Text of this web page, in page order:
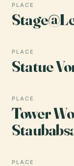
PLACE
PLACE
Statue
PLACE
Tower
PLACE